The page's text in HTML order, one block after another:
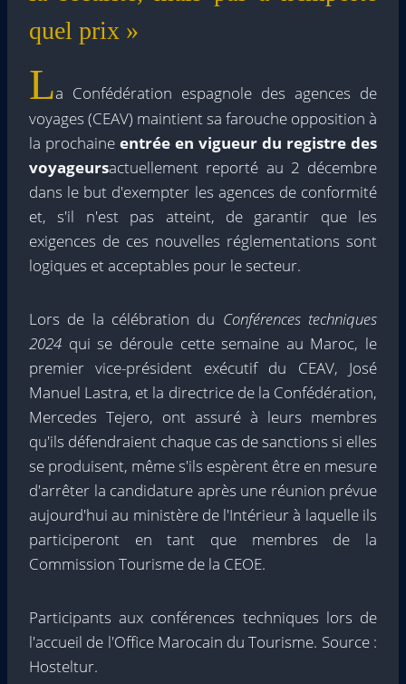
quel prix »
La Confédération espagnole des agences de
voyages (CEAV) maintient sa farouche opposition à
la prochaine entrée en vigueur du registre des
voyageursactuellement reporté au 2 décembre
dans le but d'exempter les agences de conformité
et, s'il n'est pas atteint, de garantir que les
exigences de ces nouvelles réglementations sont
logiques et acceptables pour le secteur.
Lors de la célébration du Conférences techniques
2024 qui se déroule cette semaine au Maroc, le
premier vice-président exécutif du CEAV, José
Manuel Lastra, et la directrice de la Confédération,
Mercedes Tejero, ont assuré à leurs membres
qu'ils défendraient chaque cas de sanctions si elles
se produisent, même s'ils espèrent être en mesure
d'arrêter la candidature après une réunion prévue
aujourd'hui au ministère de l'Intérieur à laquelle ils
participeront en tant que membres de la
Commission Tourisme de la CEOE.
Participants aux conférences techniques lors de
l'accueil de l'Office Marocain du Tourisme. Source :
Hosteltur.